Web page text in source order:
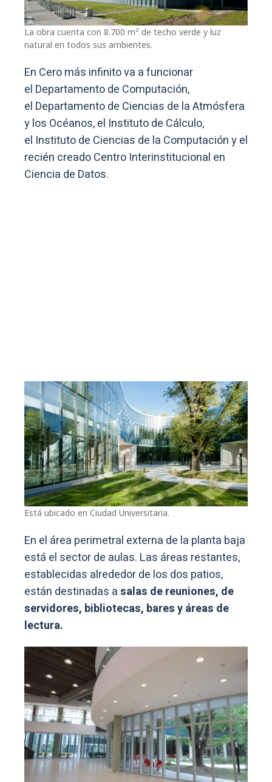
La obra cuenta con 8.700 m² de techo verde y luz
natural en todos sus ambientes.
En Cero más infinito va a funcionar
el Departamento de Computación,
el Departamento de Ciencias de la Atmósfera
y los Océanos, el Instituto de Cálculo,
el Instituto de Ciencias de la Computación y el
recién creado Centro Interinstitucional en
Ciencia de Datos.
Está ubicado en Ciudad Universitaria.
En el área perimetral externa de la planta baja
está el sector de aulas. Las áreas restantes,
establecidas alrededor de los dos patios,
están destinadas asalas de reuniones, de
servidores, bibliotecas, bares y áreas de
lectura.